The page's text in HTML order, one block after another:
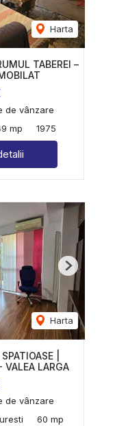
Harta
TABEREI –
de vânzare
mp 1975
Harta
Next
|
VALEA LARGA
de vânzare
60 mp